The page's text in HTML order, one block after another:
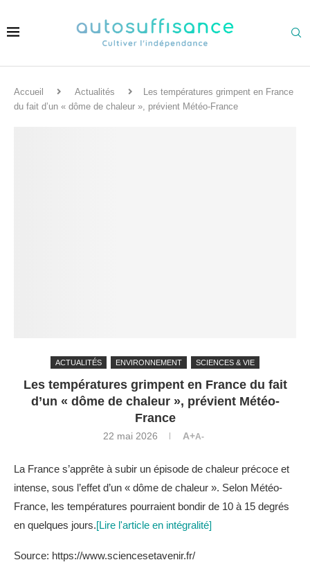
Accueil Actualités
Les températures grimpent en France
du fait d’un « dôme de chaleur », prévient Météo-France
ACTUALITÉS ENVIRONNEMENT SCIENCES & VIE
Les températures grimpent en France du fait
d’un « dôme de chaleur », prévient Météo-
France
22 mai 2026 A+A-
La France s’apprête à subir un épisode de chaleur précoce et
intense, sous l’effet d’un « dôme de chaleur ». Selon Météo-
France, les températures pourraient bondir de 10 à 15 degrés
en quelques jours.[Lire l'article en intégralité]
Source: https://www.sciencesetavenir.fr/